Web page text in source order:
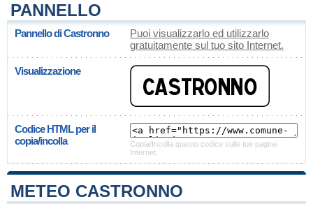
PANNELLO
Pannello di Castronno
Puoi visualizzarlo ed utilizzarlo
gratuitamente sul tuo sito Internet.
Visualizzazione
Codice HTML per il
copia/incolla
Copia/Incolla questo codice sulle tue pagine
Internet.
METEO CASTRONNO